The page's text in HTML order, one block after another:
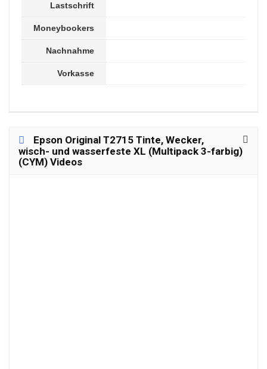
Lastschrift
Moneybookers
Nachnahme
Vorkasse
Epson Original T2715 Tinte, Wecker,
wisch- und wasserfeste XL (Multipack 3-farbig)
(CYM) Videos